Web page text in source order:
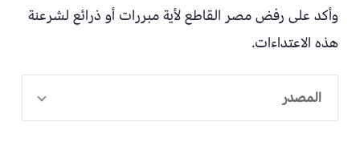
وأكد على رفض مصر القاطع لأية مبررات أو ذرائع لشرعنة
هذه الاعتداءات.
المصدر